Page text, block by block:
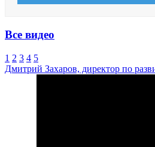
Все видео
1 2 3 4 5
Дмитрий Захаров, директор по